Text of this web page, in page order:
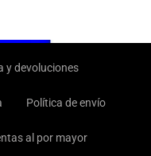
y devoluciones
Política de envío
al por mayor